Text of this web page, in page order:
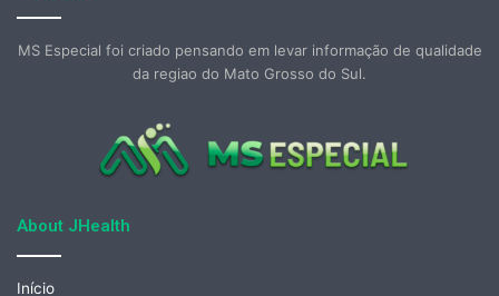
MS Especial foi criado pensando em levar informação de qualidade
da regiao do Mato Grosso do Sul.
About JHealth
Início